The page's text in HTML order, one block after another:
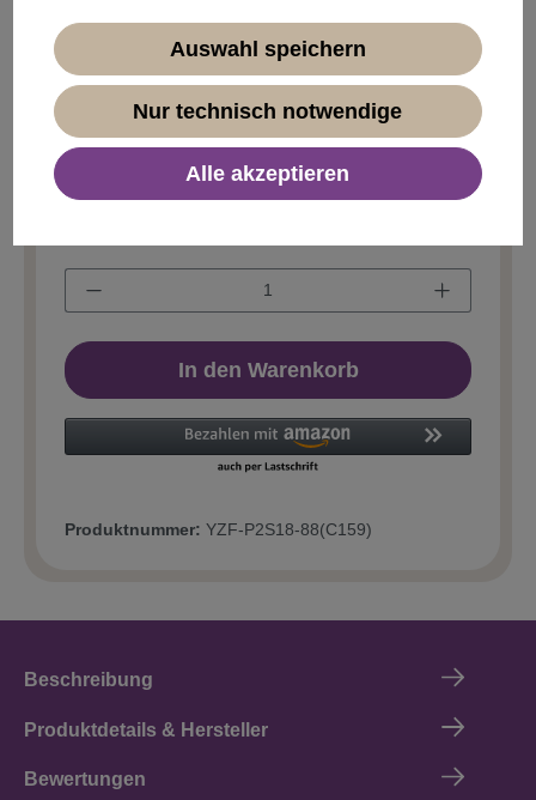
ab20 20% 1,99 €*
2,49 €*
* Preise inkl. MwSt. zzgl.Versandkosten
Sofort verfügbar, Lieferzeit 1-3 Tage
In den Warenkorb
Produktnummer: YZF-P2S18-88(C159)
Beschreibung
Produktdetails & Hersteller
Bewertungen
Auswahl speichern
Nur technisch notwendige
Alle akzeptieren